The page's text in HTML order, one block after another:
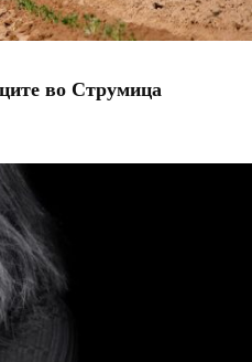
во Струмица